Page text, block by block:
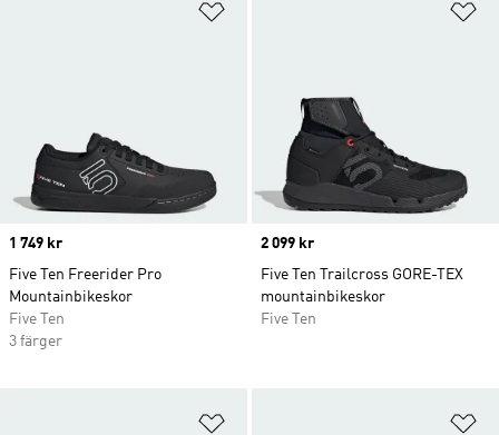
Price
1 749 kr
Five Ten Freerider Pro
Mountainbikeskor
Five Ten
3 färger
Price
2 099 kr
Five Ten Trailcross GORE-TEX
mountainbikeskor
Five Ten